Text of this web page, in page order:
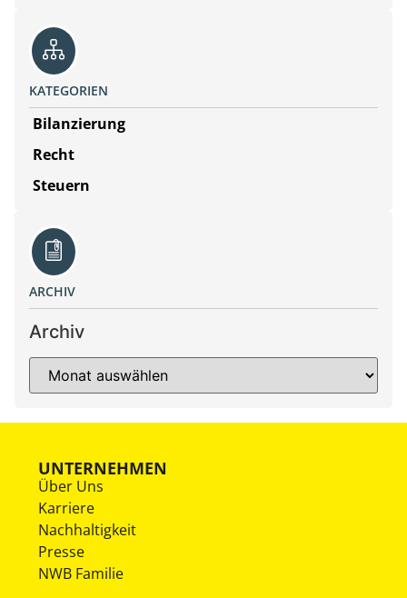
KATEGORIEN
Bilanzierung
Recht
Steuern
ARCHIV
Archiv
UNTERNEHMEN
Über Uns
Karriere
Nachhaltigkeit
Presse
NWB Familie